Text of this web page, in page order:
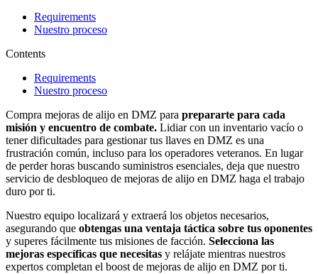
Requirements
Nuestro proceso
Contents
Requirements
Nuestro proceso
Compra mejoras de alijo en DMZ para prepararte para cada
misión y encuentro de combate. Lidiar con un inventario vacío o
tener dificultades para gestionar tus llaves en DMZ es una
frustración común, incluso para los operadores veteranos. En lugar
de perder horas buscando suministros esenciales, deja que nuestro
servicio de desbloqueo de mejoras de alijo en DMZ haga el trabajo
duro por ti.
Nuestro equipo localizará y extraerá los objetos necesarios,
asegurando que obtengas una ventaja táctica sobre tus oponentes
y superes fácilmente tus misiones de facción. Selecciona las
mejoras específicas que necesitas y relájate mientras nuestros
expertos completan el boost de mejoras de alijo en DMZ por ti.